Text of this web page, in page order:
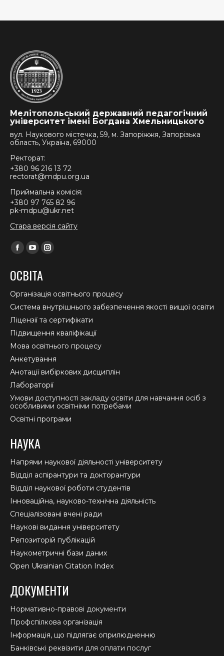
Мелітопольський державний педагогічний
університет імені Богдана Хмельницького
вул. Наукового містечка, 59, м. Запоріжжя, Запорізька
область, Україна, 69000
Ректорат:
+380 96 216 13 72
rectorat@mdpu.org.ua
Приймальна комісія:
+380 97 765 82 96
pk-mdpu@ukr.net
Стара версія сайту
Find us on:
Facebook
opens
in
new
window
YouTube
opens
in
new
window
Instagram
in
new
window
ОСВІТА
Організація освітнього процесу
Система внутрішнього забезпечення якості вищої освіти
Ліцензії та сертифікати
Підвищення кваліфікації
Мова освітнього процесу
Анкетування
Анотації вибіркових дисциплін
Лабораторії
Умови доступності закладу освіти для навчання осіб з
особливими освітніми потребами
Освітні програми
НАУКА
Напрями наукової діяльності університету
Відділ аспірантури та докторантури
Відділ наукової роботи студентів
Інноваційна, науково-технічна діяльність
Спеціалізовані вчені ради
Наукові видання університету
Репозиторій публікацій
Наукометричні бази даних
Open Ukrainian Citation Index
ДОКУМЕНТИ
Нормативно-правові документи
Профспілкова організація
Інформація, що підлягає оприлюдненню
Банківські реквізити для оплати послуг